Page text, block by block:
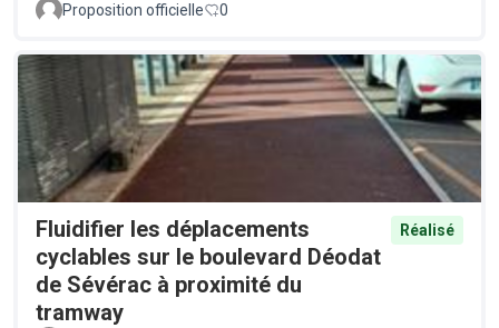
Proposition officielle
0
Fluidifier les déplacements
cyclables sur le boulevard Déodat
de Sévérac à proximité du
tramway
Réalisé